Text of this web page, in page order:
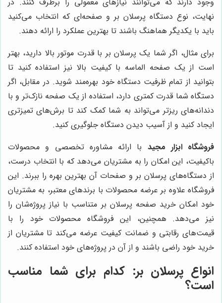
نهایت، نوع دستگاه پرسلان بر و صفحه‌ای که انتخاب می‌کنید
باید با یکدیگر هماهنگ باشند تا بهترین عملکرد را ارائه دهند.
برای مثال، اگر شما یک پرسلان بر با قدرت موتور بالا دارید، بهتر
است از یک صفحه الماسه با کیفیت بالا نیز استفاده کنید تا
بتوانید از تمام ظرفیت دستگاه خود بهره‌مند شوید. در مقابل، اگر
دستگاه شما قدرت کمتری دارد، استفاده از یک صفحه نازک‌تر و با
دندانه‌های ریزتر می‌تواند به شما کمک کند تا برش‌های تمیزتری
ایجاد کنید و از آسیب دیدن دستگاه جلوگیری کنید.
فروشگاه ابزار مجید با ارائه مشاوره تخصصی و محصولات
باکیفیت، این امکان را به مشتریان می‌دهد که با انتخاب درست،
از دستگاه‌های پرسلان بر و صفحات آن بهترین بهره را ببرند. این
فروشگاه علاوه بر عرضه محصولات با برندهای معتبر، به مشتریان
خود امکان خرید صفحه پرسلان بر متناسب با نیاز پروژه‌شان را
نیز می‌دهد. همچنین، این فروشگاه محصولات خود را با
قیمت‌های رقابتی و ضمانت کیفیت عرضه می‌کند تا مشتریان از
خرید خود راضی باشند و از آن در پروژه‌های خود استفاده کنند.
انواع پرسلان بر: کدام برای شما مناسب
است؟